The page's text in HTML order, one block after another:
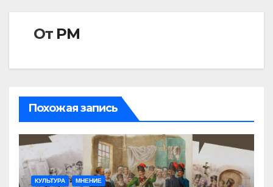
От РМ
Похожая запись
КУЛЬТУРА МНЕНИЕ